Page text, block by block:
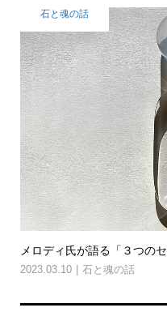
石と魂の話
メロディ氏が語る「３つの
2023.03.10 石と魂の話